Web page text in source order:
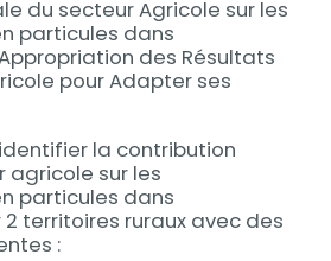
du secteur Agricole sur les
particules dans
des Résultats
pour Adapter ses
la contribution
agricole sur les
particules dans
2 territoires ruraux avec des
: